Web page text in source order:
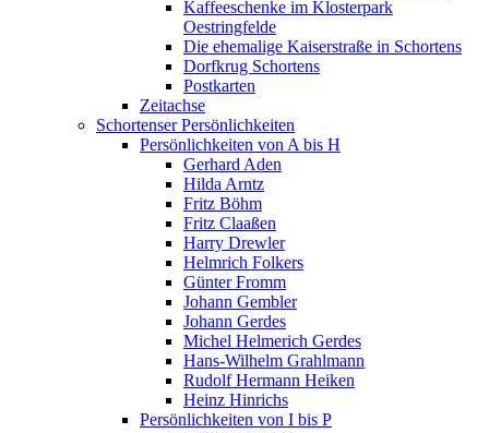
Kaffeeschenke im Klosterpark
Oestringfelde
Die ehemalige Kaiserstraße in Schortens
Dorfkrug Schortens
Postkarten
Zeitachse
Schortenser Persönlichkeiten
Persönlichkeiten von A bis H
Gerhard Aden
Hilda Arntz
Fritz Böhm
Fritz Claaßen
Harry Drewler
Helmrich Folkers
Günter Fromm
Johann Gembler
Johann Gerdes
Michel Helmerich Gerdes
Hans-Wilhelm Grahlmann
Rudolf Hermann Heiken
Heinz Hinrichs
Persönlichkeiten von I bis P